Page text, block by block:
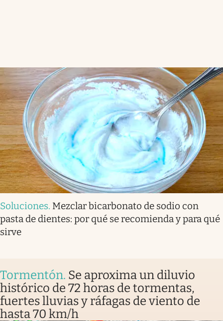
Soluciones. Mezclar bicarbonato de sodio con
pasta de dientes: por qué se recomienda y para qué
sirve
Tormentón. Se aproxima un diluvio
histórico de 72 horas de tormentas,
fuertes lluvias y ráfagas de viento de
hasta 70 km/h